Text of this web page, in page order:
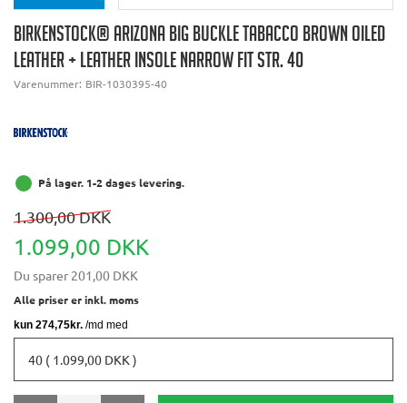
BIRKENSTOCK® ARIZONA BIG BUCKLE TABACCO BROWN OILED
LEATHER + LEATHER INSOLE NARROW FIT STR. 40
Varenummer: BIR-1030395-40
På lager. 1-2 dages levering.
1.300,00 DKK
1.099,00 DKK
Du sparer 201,00 DKK
Alle priser er inkl. moms
40 ( 1.099,00 DKK )